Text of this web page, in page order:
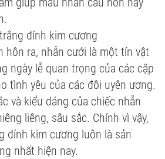
đính kim cương
hôn ra, nhẫn cưới là một tín vật
ngày lễ quan trọng của các cặp
tình yêu của các đôi uyên ương.
và kiểu dáng của chiếc nhẫn
liêng, sâu sắc. Chính vì vậy,
đính kim cương luôn là sản
nhất hiện nay.